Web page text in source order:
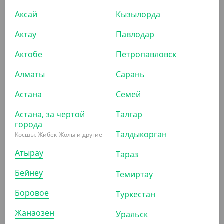
Держатель подставка для 2 стаканов
КОР (150)
ПОХОЖИЕ ТОВАРЫ
АРТ. 1205305
-17%
(24.80₸/ШТ)
Аксай
Актау
Актобе
Алматы
Астана
Астана, за чертой
города
Косшы, Жибек-Жолы и другие
Атырау
Бейнеу
Боровое
Жанаозен
Кызылорда
Павлодар
Петропавловск
Сарань
Семей
Талгар
Талдыкорган
Тараз
Темиртау
Туркестан
Уральск